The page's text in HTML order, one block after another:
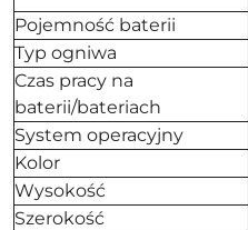
Pojemność baterii
Typ ogniwa
Czas pracy na
baterii/bateriach
System operacyjny
Kolor
Wysokość
Szerokość